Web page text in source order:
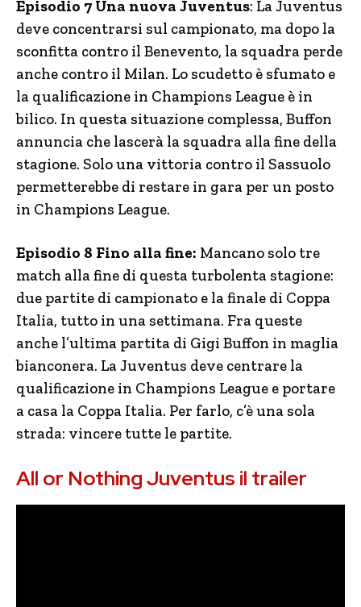
Episodio 7 Una nuova Juventus: La Juventus
deve concentrarsi sul campionato, ma dopo la
sconfitta contro il Benevento, la squadra perde
anche contro il Milan. Lo scudetto è sfumato e
la qualificazione in Champions League è in
bilico. In questa situazione complessa, Buffon
annuncia che lascerà la squadra alla fine della
stagione. Solo una vittoria contro il Sassuolo
permetterebbe di restare in gara per un posto
in Champions League.
Episodio 8 Fino alla fine: Mancano solo tre
match alla fine di questa turbolenta stagione:
due partite di campionato e la finale di Coppa
Italia, tutto in una settimana. Fra queste
anche l’ultima partita di Gigi Buffon in maglia
bianconera. La Juventus deve centrare la
qualificazione in Champions League e portare
a casa la Coppa Italia. Per farlo, c’è una sola
strada: vincere tutte le partite.
All or Nothing Juventus il trailer